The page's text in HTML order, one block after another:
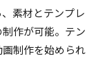
、素材とテンプレ
作が可能。テン
制作を始められ